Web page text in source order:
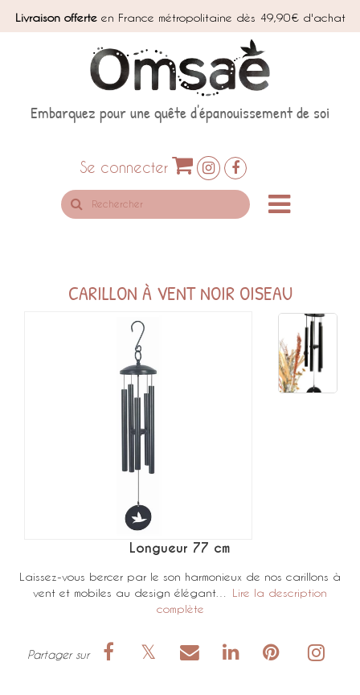
Livraison offerteen France métropolitaine dès 49,90€ d'achat
Embarquez pour une quête d'épanouissement de soi
Se connecter
CARILLON À VENT NOIR OISEAU
Longueur 77 cm
Laissez-vous bercer par le son harmonieux de nos carillons à
vent et mobiles au design élégant… Lire la description
complète